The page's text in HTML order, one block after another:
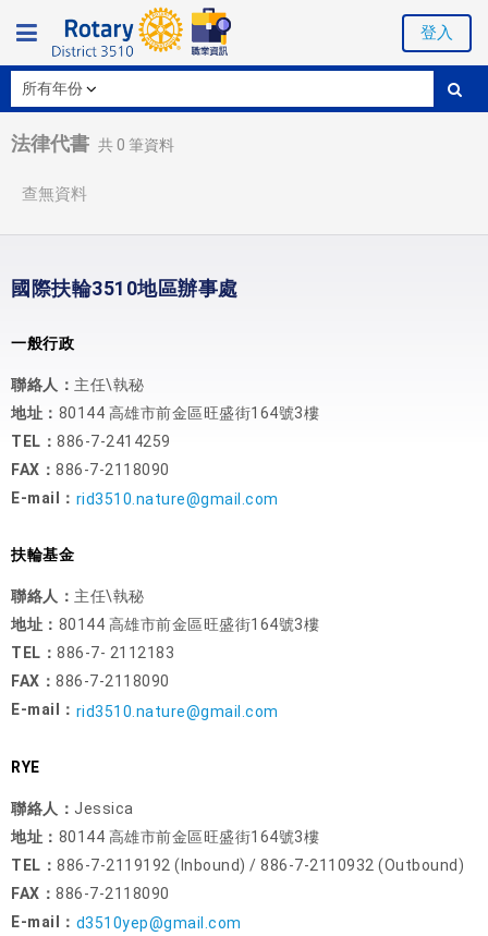
登入
法律代書 共0 筆資料
查無資料
國際扶輪3510地區辦事處
一般行政
聯絡人： 主任\執秘
地址： 80144 高雄市前金區旺盛街164號3樓
TEL： 886-7-2414259
FAX： 886-7-2118090
E-mail： rid3510.nature@gmail.com
扶輪基金
聯絡人： 主任\執秘
地址： 80144 高雄市前金區旺盛街164號3樓
TEL： 886-7- 2112183
FAX： 886-7-2118090
E-mail： rid3510.nature@gmail.com
RYE
聯絡人： Jessica
地址： 80144 高雄市前金區旺盛街164號3樓
TEL： 886-7-2119192 (Inbound) / 886-7-2110932 (Outbound)
FAX： 886-7-2118090
E-mail： d3510yep@gmail.com